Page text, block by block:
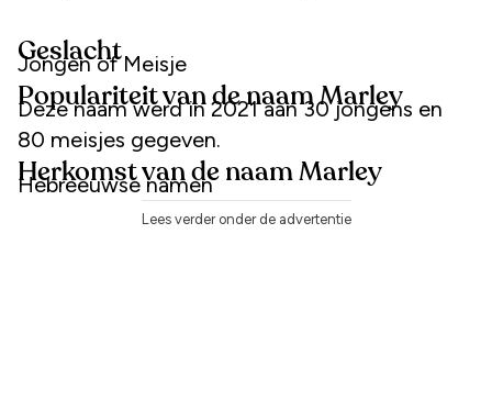
Geslacht
Jongen of Meisje
Populariteit van de naam Marley
Deze naam werd in 2021 aan 30 jongens en
80 meisjes gegeven.
Herkomst van de naam Marley
Hebreeuwse namen
Lees verder onder de advertentie